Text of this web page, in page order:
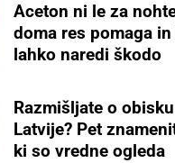
Aceton ni le za
doma res pomaga
lahko naredi škodo
Razmišljate o obisku
Latvije? Pet
ki so vredne ogleda